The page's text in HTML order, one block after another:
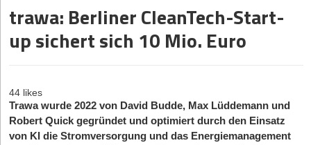
trawa: Berliner CleanTech-Start-
up sichert sich 10 Mio. Euro
44 likes
Trawa wurde 2022 von David Budde, Max Lüddemann und
Robert Quick gegründet und optimiert durch den Einsatz
von KI die Stromversorgung und das Energiemanagement